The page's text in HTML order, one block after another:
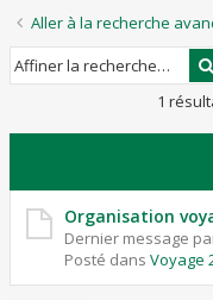
Aller à la recherche
1
Organisation
Dernier message
Posté dans Voyage